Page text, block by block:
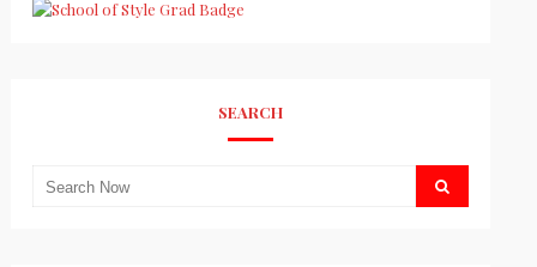
SEARCH